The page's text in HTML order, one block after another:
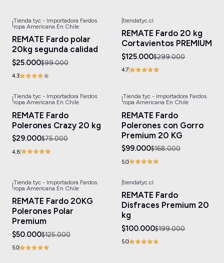
-75%OFF
Tienda tyc - Importadora Fardos
ropa Americana En Chile
REMATE Fardo polar
20kg segunda calidad
$25.000$99.000
4.3
tiendatyc.cl
REMATE Fardo 20 kg
Cortavientos PREMIUM
$125.000$299.000
4.7
-61%OFF
Tienda tyc - Importadora Fardos
ropa Americana En Chile
REMATE Fardo
Polerones Crazy 20 kg
$29.000$75.000
4.8
-41%OFF
Tienda tyc - Importadora Fardos
ropa Americana En Chile
REMATE Fardo
Polerones con Gorro
Premium 20 KG
$99.000$168.000
5.0
-60%OFF
Tienda tyc - Importadora Fardos
ropa Americana En Chile
REMATE Fardo 20KG
Polerones Polar
Premium
$50.000$125.000
5.0
tiendatyc.cl
REMATE Fardo
Disfraces Premium 20
kg
$100.000$199.000
5.0